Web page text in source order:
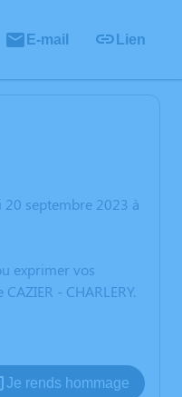
E-mail Lien
20 septembre 2023 à
exprimer vos
- CHARLERY.
Je rends hommage